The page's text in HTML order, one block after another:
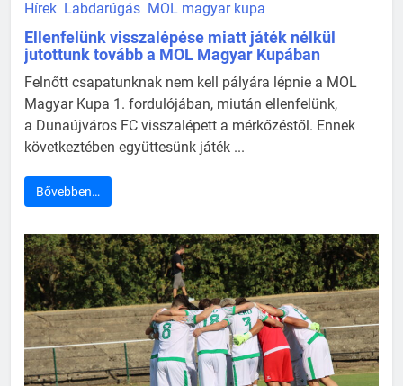
Hírek Labdarúgás MOL magyar kupa
Ellenfelünk visszalépése miatt játék nélkül
jutottunk tovább a MOL Magyar Kupában
Felnőtt csapatunknak nem kell pályára lépnie a MOL
Magyar Kupa 1. fordulójában, miután ellenfelünk,
a Dunaújváros FC visszalépett a mérkőzéstől. Ennek
következtében együttesünk játék ...
Bővebben…